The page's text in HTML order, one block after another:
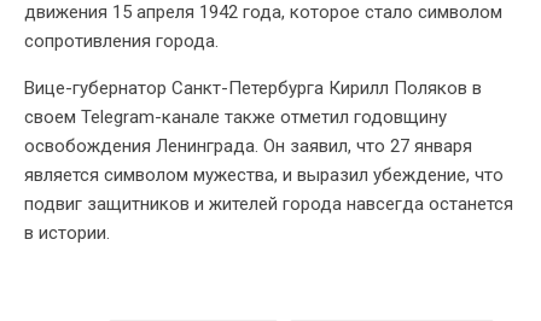
движения 15 апреля 1942 года, которое стало символом
сопротивления города.
Вице-губернатор Санкт-Петербурга Кирилл Поляков в
своем Telegram-канале также отметил годовщину
освобождения Ленинграда. Он заявил, что 27 января
является символом мужества, и выразил убеждение, что
подвиг защитников и жителей города навсегда останется
в истории.